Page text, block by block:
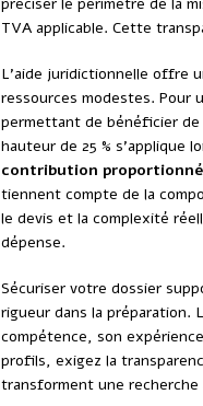
TVA applicable. Cette
L’aide juridictionnelle offre
ressources modestes. Pour
permettant de bénéficier de
hauteur de 25 % s’applique
contribution
tiennent compte de la
le devis et la complexité
dépense.
Sécuriser votre dossier
rigueur dans la préparation.
compétence, son
profils, exigez la
transforment une recherche